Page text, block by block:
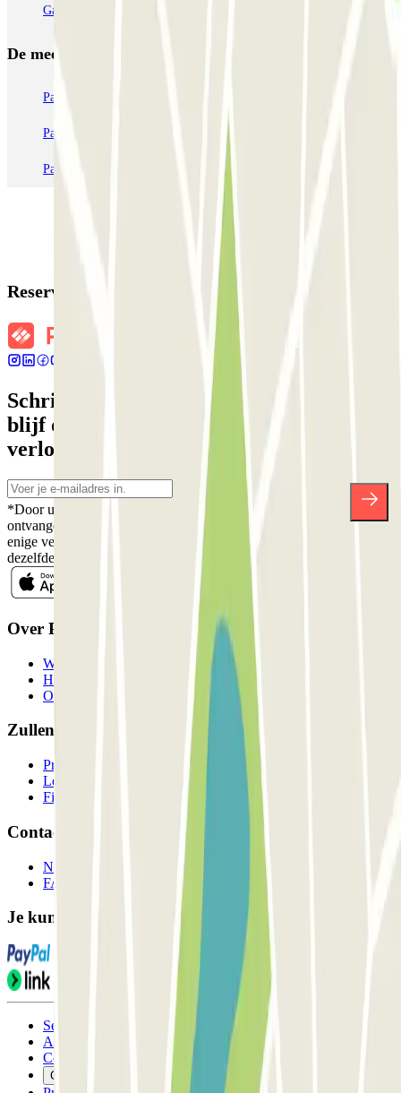
Garage d'Abbeville - Gare du Nord
De meest geboekte
Parkeren in Parijs
Parkeren in Station Venetië Mestre Parkeren in Rome
Parkeren in Milaan Parkeren in Verona
Reserveringsgegevens
Schrijf je in voor onze nieuwsbrief en
blijf op de hoogte van kortingen,
verlotingen en vele andere verrassingen.
*Door u in te schrijven aanvaardt u ons Privacybeleid voor het
ontvangen van commerciële communicatie van Parclick. Zonder
enige verplichting kunt u zich uitschrijven wanneer u maar wilt in
dezelfde nieuwsbrief.
Over Parclick
Wie we zijn
Hoe het werkt
Onze parkeergarages
Zullen we samenwerken?
Professionals
Leverancier parkeren
Filialen
Contact
Neem contact met ons op
FAQ
Je kunt deze betaalmethoden gebruiken:
Servicevoorwaarden
Annuleringsvoorwaarden
Cookiebeleid
Cookies beheren